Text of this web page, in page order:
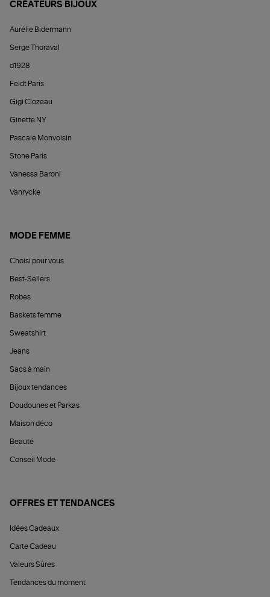
CRÉATEURS BIJOUX
Aurélie Bidermann
Serge Thoraval
d1928
Feidt Paris
Gigi Clozeau
Ginette NY
Pascale Monvoisin
Stone Paris
Vanessa Baroni
Vanrycke
MODE FEMME
Choisi pour vous
Best-Sellers
Robes
Baskets femme
Sweatshirt
Jeans
Sacs à main
Bijoux tendances
Doudounes et Parkas
Maison déco
Beauté
Conseil Mode
OFFRES ET TENDANCES
Idées Cadeaux
Carte Cadeau
Valeurs Sûres
Tendances du moment